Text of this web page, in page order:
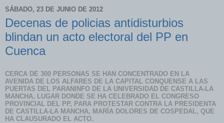
SÁBADO, 23 DE JUNIO DE 2012
Decenas de policias antidisturbios
blindan un acto electoral del PP en
Cuenca
CERCA DE 300 PERSONAS SE HAN CONCENTRADO EN LA
AVENIDA DE LOS ALFARES DE LA CAPITAL CONQUENSE A LAS
PUERTAS DEL PARANINFO DE LA UNIVERSIDAD DE CASTILLA-LA
MANCHA, LUGAR DONDE SE HA CELEBRADO EL CONGRESO
PROVINCIAL DEL PP, PARA PROTESTAR CONTRA LA PRESIDENTA
DE CASTILLA-LA MANCHA, MARÍA DOLORES DE COSPEDAL, QUE
HA CLAUSURADO EL ACTO.